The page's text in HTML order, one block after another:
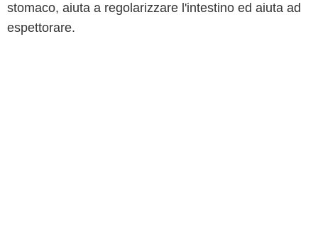
stomaco, aiuta a regolarizzare l'intestino ed aiuta ad
espettorare.